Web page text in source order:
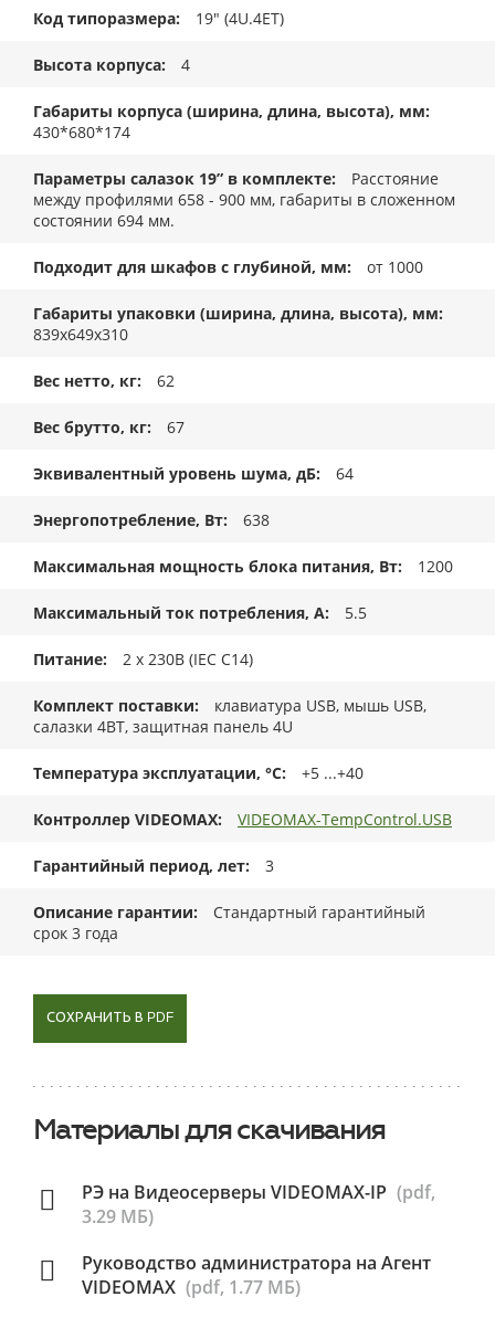
Код типоразмера 19" (4U.4ET)
Высота корпуса 4
Габариты корпуса (ширина, длина, высота), мм
430*680*174
Параметры салазок 19” в комплекте
Расстояние
между профилями 658 - 900 мм, габариты в сложенном
состоянии 694 мм.
Подходит для шкафов с глубиной, мм от 1000
Габариты упаковки (ширина, длина, высота), мм
839x649x310
Вес нетто, кг 62
Вес брутто, кг 67
Эквивалентный уровень шума, дБ 64
Энергопотребление, Вт 638
Максимальная мощность блока питания, Вт 1200
Максимальный ток потребления, А 5.5
Питание 2 x 230В (IEC C14)
Комплект поставки
клавиатура USB, мышь USB,
салазки 4BT, защитная панель 4U
Температура эксплуатации, °C +5 ...+40
Контроллер VIDEOMAX VIDEOMAX-TempControl.USB
Гарантийный период, лет 3
Описание гарантии
Стандартный гарантийный
срок 3 года
СОХРАНИТЬ В PDF
Материалы для скачивания
РЭ на Видеосерверы VIDEOMAX-IP (pdf,
3.29 МБ)
Руководство администратора на Агент
VIDEOMAX (pdf, 1.77 МБ)